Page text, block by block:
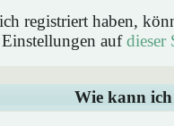
registriert haben,
aufdieser
Wie kann